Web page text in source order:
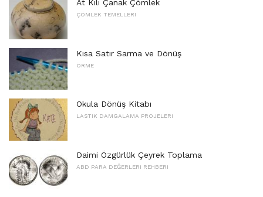
At Kılı Çanak Çömlek
ÇÖMLEK TEMELLERI
Kısa Satır Sarma ve Dönüş
ÖRME
Okula Dönüş Kitabı
LASTIK DAMGALAMA PROJELERI
Daimi Özgürlük Çeyrek Toplama
ABD PARA DEĞERLERI REHBERI